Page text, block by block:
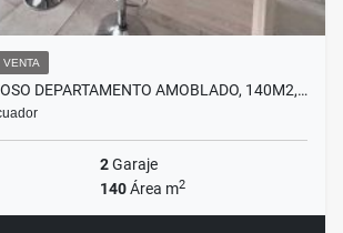
VENTA
DEPARTAMENTO AMOBLADO, 140M2,…
2Garaje
140Área m2